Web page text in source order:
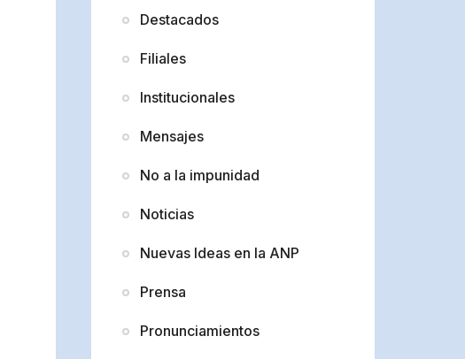
Destacados
Filiales
Institucionales
Mensajes
No a la impunidad
Noticias
Nuevas Ideas en la ANP
Prensa
Pronunciamientos